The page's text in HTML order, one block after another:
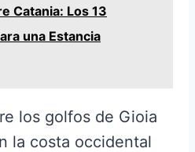
Catania: Los 13
una Estancia
los golfos de Gioia
la costa occidental